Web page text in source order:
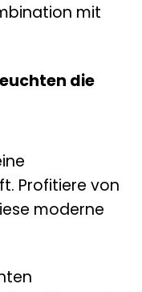
mit
die
Profitiere von
moderne